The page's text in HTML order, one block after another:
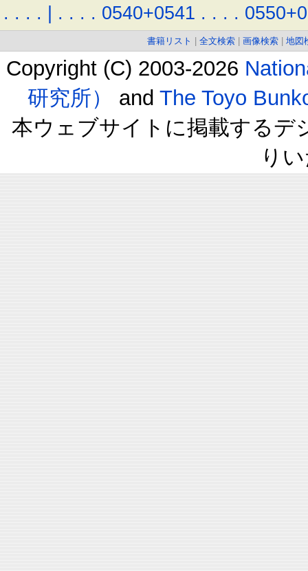
. . . . | . . . . 0540+0541 . . . .
書籍リスト 全文検索 画像検索 地図
Copyright (C) 2003-2026
研究所）
and The Toyo
本ウェブサイトに掲載するデ
り